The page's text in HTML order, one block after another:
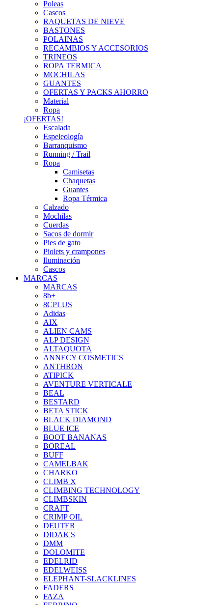
Poleas
Cascos
RAQUETAS DE NIEVE
BASTONES
POLAINAS
RECAMBIOS Y ACCESORIOS
TRINEOS
ROPA TERMICA
MOCHILAS
GUANTES
OFERTAS Y PACKS AHORRO
Material
Ropa
¡OFERTAS!
Escalada
Espeleología
Barranquismo
Running / Trail
Ropa
Camisetas
Chaquetas
Guantes
Ropa Térmica
Calzado
Mochilas
Cuerdas
Sacos de dormir
Pies de gato
Piolets y crampones
Iluminación
Cascos
MARCAS
MARCAS
8b+
8CPLUS
Adidas
AIX
ALIEN CAMS
ALP DESIGN
ALTAQUOTA
ANNECY COSMETICS
ANTHRON
ATIPICK
AVENTURE VERTICALE
BEAL
BESTARD
BETA STICK
BLACK DIAMOND
BLUE ICE
BOOT BANANAS
BOREAL
BUFF
CAMELBAK
CHARKO
CLIMB X
CLIMBING TECHNOLOGY
CLIMBSKIN
CRAFT
CRIMP OIL
DEUTER
DIDAK'S
DMM
DOLOMITE
EDELRID
EDELWEISS
ELEPHANT-SLACKLINES
FADERS
FAZA